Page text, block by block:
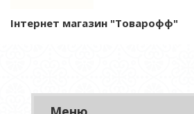
Інтернет магазин "Товарофф"